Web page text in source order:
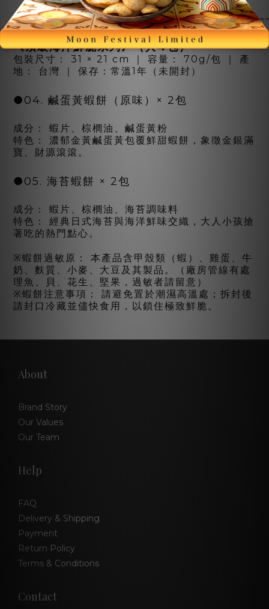
—————————————————————
《頂級海洋鮮脆系列》（共4包）
包裝尺寸： 31 × 21 cm ｜ 容量： 70g/包 ｜ 產
地： 台灣 ｜ 保存：常溫1年（未開封）
●04. 鹹蛋黃蝦餅（原味）× 2包
成分： 蝦片、棕櫚油、鹹蛋黃粉
特色： 濃郁金黃鹹蛋黃包覆鮮甜蝦餅，象徵金銀滿
寶、財源滾滾。
●05. 海苔蝦餅 × 2包
成分： 蝦片、棕櫚油、海苔調味料
特色： 經典日式海苔與海洋鮮味交織，大人小孩搶
著吃的熱門點心。
※蝦餅過敏原： 本產品含甲殼類（蝦）、雞蛋、牛
奶、麩質、小麥、大豆及其製品。（廠房管線有處
理魚、貝、花生、堅果，過敏者請留意）
※蝦餅注意事項： 請避免置於潮濕高溫處；拆封後
請封口冷藏並儘快食用，以鎖住極致鮮脆。
About
Brand Story
Our Values
Our Team
Help
FAQ
Delivery & Shipping
Payment
Return Policy
Terms & Conditions
Contact